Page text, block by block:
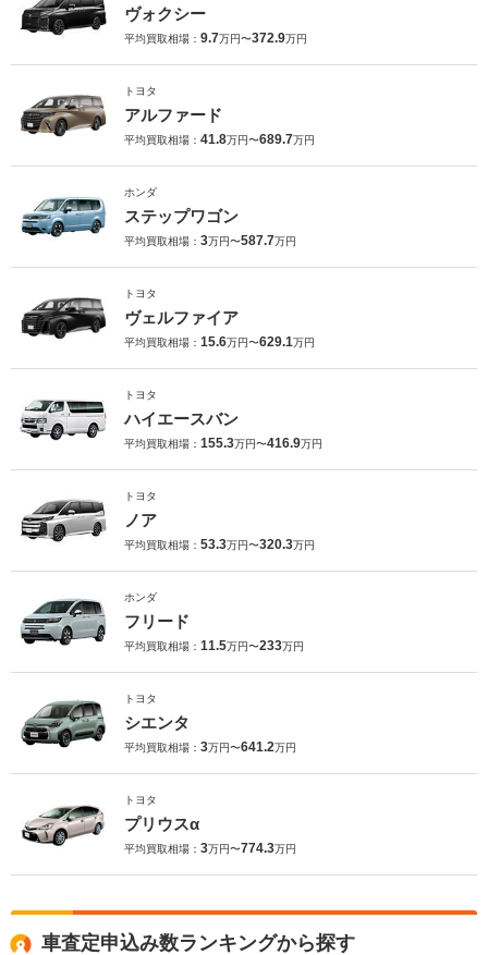
ヴォクシー
平均買取相場： 9.7万円〜372.9万円
トヨタ
アルファード
平均買取相場： 41.8万円〜689.7万円
ホンダ
ステップワゴン
平均買取相場： 3万円〜587.7万円
トヨタ
ヴェルファイア
平均買取相場： 15.6万円〜629.1万円
トヨタ
ハイエースバン
平均買取相場： 155.3万円〜416.9万円
トヨタ
ノア
平均買取相場： 53.3万円〜320.3万円
ホンダ
フリード
平均買取相場： 11.5万円〜233万円
トヨタ
シエンタ
平均買取相場： 3万円〜641.2万円
トヨタ
プリウスα
平均買取相場： 3万円〜774.3万円
車査定申込み数ランキングから探す